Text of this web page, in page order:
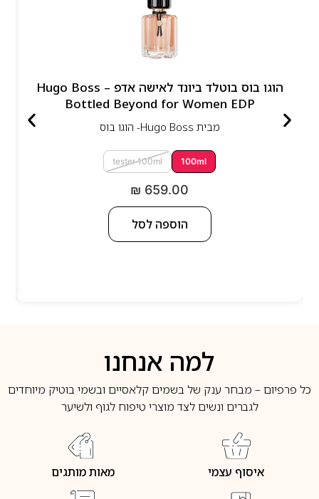
הוגו בוס בוטלד ביונד לאישה אדפ – Hugo Boss
Bottled Beyond for Women EDP
מבית Hugo Boss- הוגו בוס
100ml
tester 100ml
₪ 659.00
הוספה לסל
למה אנחנו
כל פרפיום – מבחר ענק של בשמים קלאסיים ובשמי בוטיק מיוחדים
לגברים ונשים לצד מוצרי טיפוח לגוף ולשיער
איסוף עצמי מאות מותגים